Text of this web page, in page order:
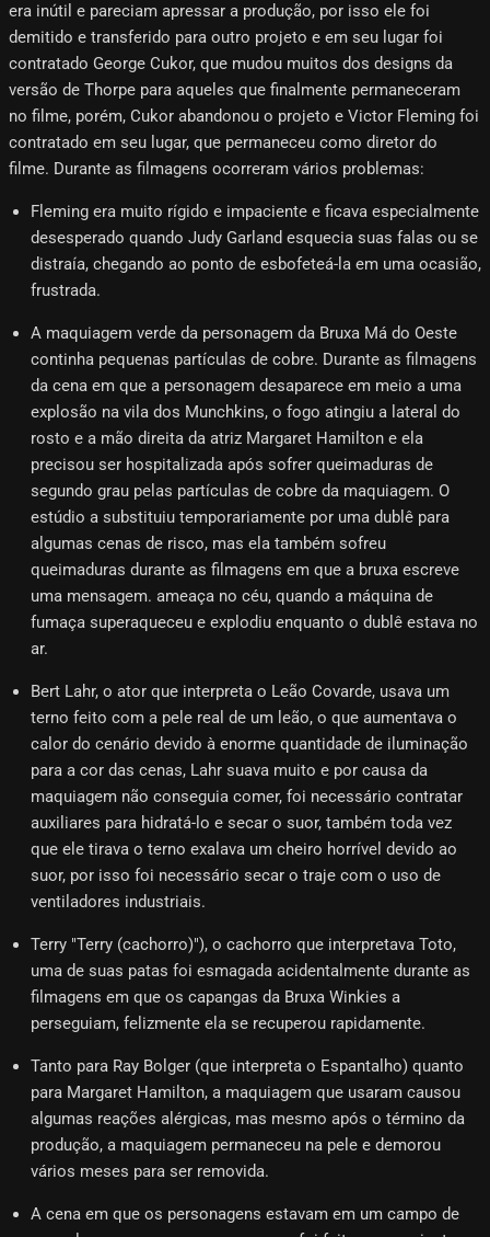
era inútil e pareciam apressar a produção, por isso ele foi
demitido e transferido para outro projeto e em seu lugar foi
contratado George Cukor, que mudou muitos dos designs da
versão de Thorpe para aqueles que finalmente permaneceram
no filme, porém, Cukor abandonou o projeto e Victor Fleming foi
contratado em seu lugar, que permaneceu como diretor do
filme. Durante as filmagens ocorreram vários problemas:
Fleming era muito rígido e impaciente e ficava especialmente
desesperado quando Judy Garland esquecia suas falas ou se
distraía, chegando ao ponto de esbofeteá-la em uma ocasião,
frustrada.
A maquiagem verde da personagem da Bruxa Má do Oeste
continha pequenas partículas de cobre. Durante as filmagens
da cena em que a personagem desaparece em meio a uma
explosão na vila dos Munchkins, o fogo atingiu a lateral do
rosto e a mão direita da atriz Margaret Hamilton e ela
precisou ser hospitalizada após sofrer queimaduras de
segundo grau pelas partículas de cobre da maquiagem. O
estúdio a substituiu temporariamente por uma dublê para
algumas cenas de risco, mas ela também sofreu
queimaduras durante as filmagens em que a bruxa escreve
uma mensagem. ameaça no céu, quando a máquina de
fumaça superaqueceu e explodiu enquanto o dublê estava no
ar.
Bert Lahr, o ator que interpreta o Leão Covarde, usava um
terno feito com a pele real de um leão, o que aumentava o
calor do cenário devido à enorme quantidade de iluminação
para a cor das cenas, Lahr suava muito e por causa da
maquiagem não conseguia comer, foi necessário contratar
auxiliares para hidratá-lo e secar o suor, também toda vez
que ele tirava o terno exalava um cheiro horrível devido ao
suor, por isso foi necessário secar o traje com o uso de
ventiladores industriais.
Terry "Terry (cachorro)"), o cachorro que interpretava Toto,
uma de suas patas foi esmagada acidentalmente durante as
filmagens em que os capangas da Bruxa Winkies a
perseguiam, felizmente ela se recuperou rapidamente.
Tanto para Ray Bolger (que interpreta o Espantalho) quanto
para Margaret Hamilton, a maquiagem que usaram causou
algumas reações alérgicas, mas mesmo após o término da
produção, a maquiagem permaneceu na pele e demorou
vários meses para ser removida.
A cena em que os personagens estavam em um campo de